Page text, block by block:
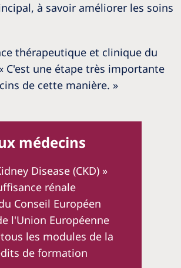
à savoir améliorer les soins
thérapeutique et clinique du
C'est une étape très importante
de cette manière. »
médecins
Disease (CKD) »
rénale
Conseil Européen
l'Union Européenne
les modules de la
de formation